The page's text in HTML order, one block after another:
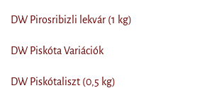
DW Pirosribizli lekvár (1 kg)
DW Piskóta Variációk
DW Piskótaliszt (0,5 kg)